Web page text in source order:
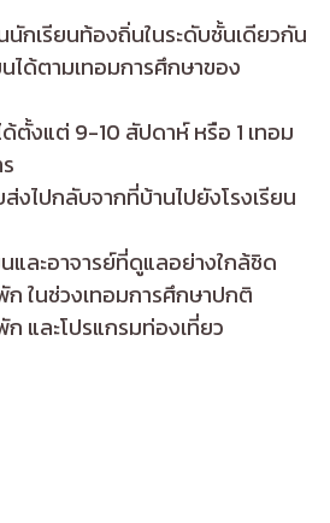
นักเรียนท้องถิ่นในระดับชั้นเดียวกัน
นได้ตามเทอมการศึกษาของ
ด้ตั้งแต่ 9-10 สัปดาห์ หรือ 1 เทอม
งไปกลับจากที่บ้านไปยังโรงเรียน
และอาจารย์ที่ดูแลอย่างใกล้ชิด
ในช่วงเทอมการศึกษาปกติ
และโปรแกรมท่องเที่ยว